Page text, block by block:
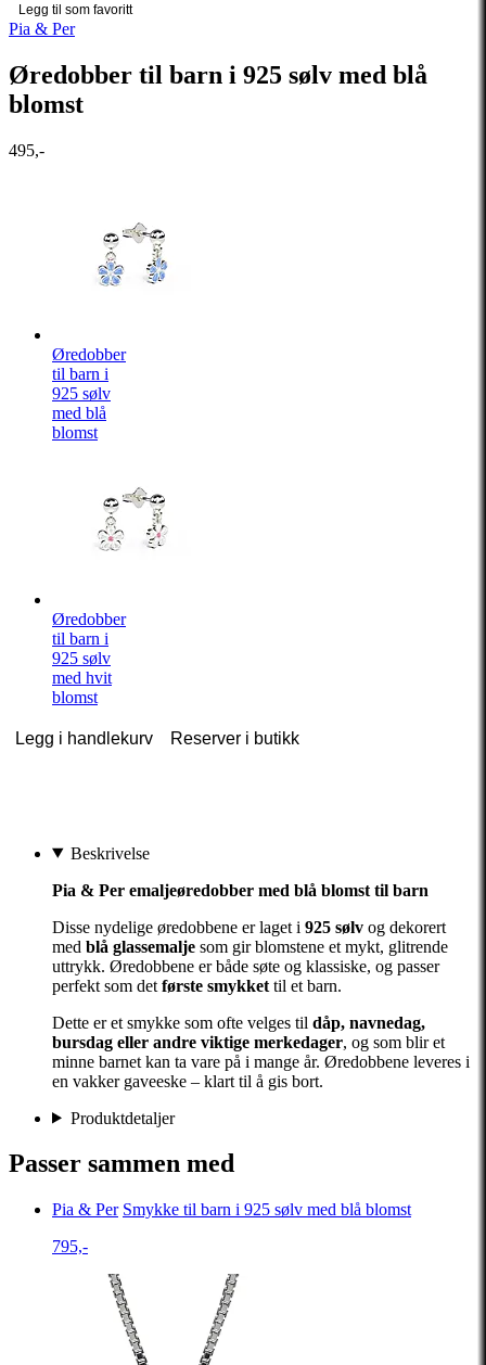
Legg til som favoritt
Pia & Per
Øredobber til barn i 925 sølv med blå
blomst
495,-
Øredobber
til barn i
925 sølv
med blå
blomst
Øredobber
til barn i
925 sølv
med hvit
blomst
Legg i handlekurv Reserver i butikk
Beskrivelse
Pia & Per emaljeøredobber med blå blomst til barn
Disse nydelige øredobbene er laget i 925 sølv og dekorert
med blå glassemalje som gir blomstene et mykt, glitrende
uttrykk. Øredobbene er både søte og klassiske, og passer
perfekt som det første smykket til et barn.
Dette er et smykke som ofte velges til dåp, navnedag,
bursdag eller andre viktige merkedager, og som blir et
minne barnet kan ta vare på i mange år. Øredobbene leveres i
en vakker gaveeske – klart til å gis bort.
Produktdetaljer
Passer sammen med
Pia & Per Smykke til barn i 925 sølv med blå blomst
795,-